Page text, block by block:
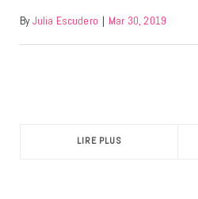
By Julia Escudero | Mar 30, 2019
LIRE PLUS